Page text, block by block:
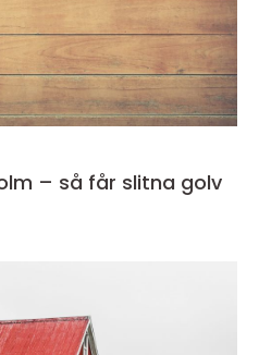
– så får slitna golv